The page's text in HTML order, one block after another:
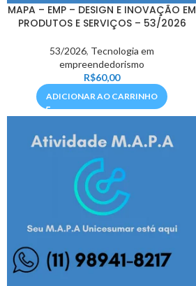
MAPA – EMP – DESIGN E INOVAÇÃO EM
PRODUTOS E SERVIÇOS – 53/2026
53/2026, Tecnologia em
empreendedorismo
R$60,00
ADICIONAR AO CARRINHO